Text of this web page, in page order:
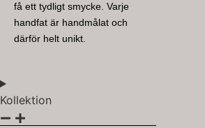
få ett tydligt smycke. Varje
handfat är handmålat och
därför helt unikt.
Kollektion